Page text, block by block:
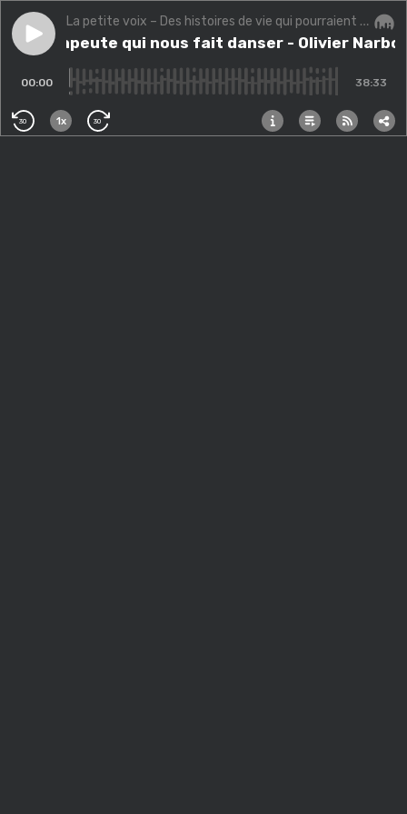
Play episodeLe thérapeute qui nous fait danser - Olivier Narboux
La petite voix – Des histoires de vie qui pourraient changer la vôtre.
Le thérapeute qui nous fait danser - Olivier
00:00 38:33
30 1x 30